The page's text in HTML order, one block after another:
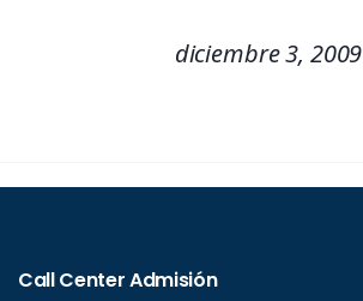
diciembre 3, 2009